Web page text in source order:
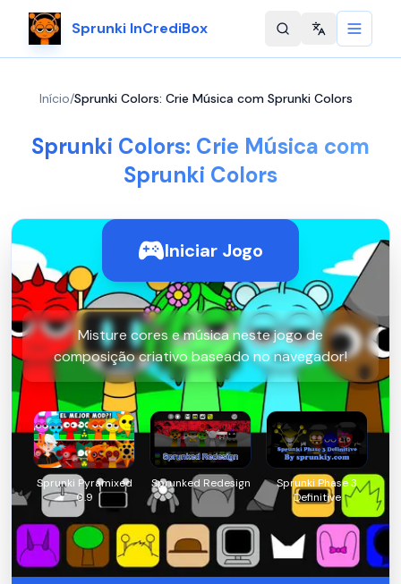
Sprunki InCrediBox Change
Início/Sprunki Colors: Crie Música com Sprunki Colors
Sprunki Colors: Crie Música com
Sprunki Colors
Iniciar Jogo
Misture cores e música neste jogo de
composição criativo baseado no navegador!
Sprunki Pyramixed
0.9
Sprunked Redesign
Sprunki Phase 3
Definitive